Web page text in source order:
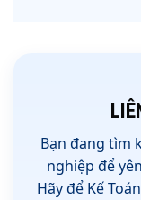
Bạn đang tìm
nghiệp để
Hãy để Kế